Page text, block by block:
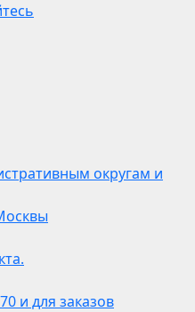
округам и
и для заказов